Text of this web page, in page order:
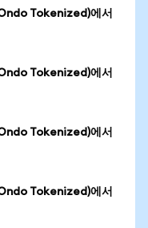
Tokenized)에서
Tokenized)에서
Tokenized)에서
Tokenized)에서